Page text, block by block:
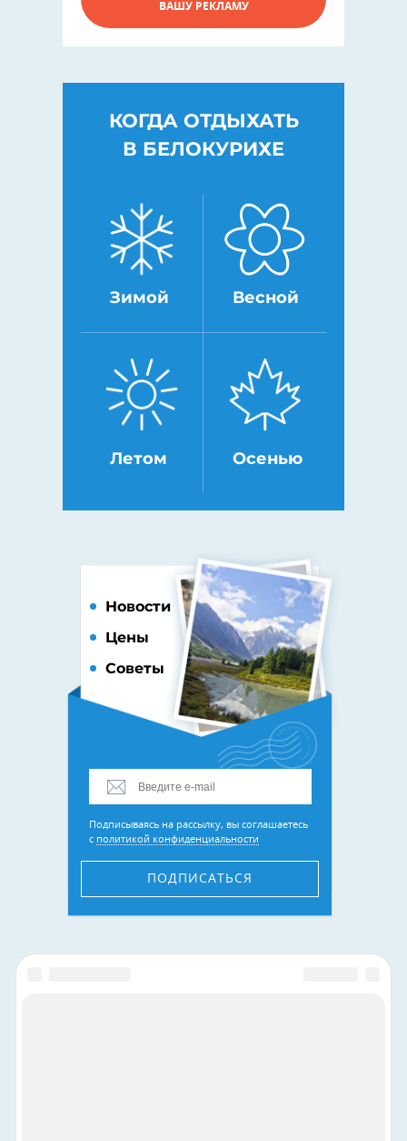
ВАШУ РЕКЛАМУ
КОГДА ОТДЫХАТЬ
В БЕЛОКУРИХЕ
Зимой Весной
Летом Осенью
Новости
Цены
Советы
Подписываясь на рассылку, вы соглашаетесь
с политикой конфиденциальности
ПОДПИСАТЬСЯ